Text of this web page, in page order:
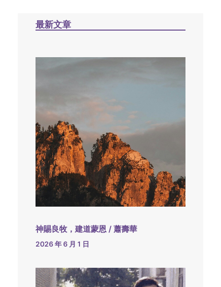
最新文章
神賜良牧，建道蒙恩 / 蕭壽華
2026 年 6 月 1 日